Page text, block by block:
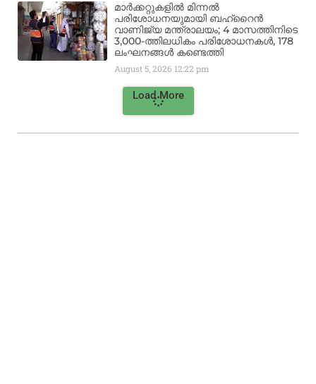
മാർക്കറ്റുകളിൽ മിന്നൽ
പരിശോധനയുമായി ബഹ്‌റൈൻ
വാണിജ്യ മന്ത്രാലയം; 4 മാസത്തിനിടെ
3,000-ത്തിലധികം പരിശോധനകൾ, 178
ലംഘനങ്ങൾ കണ്ടെത്തി
August 5, 2026 12:22 pm
Load More